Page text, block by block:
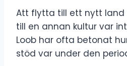
Att flytta till ett nytt land
till en annan kultur var
Loob har ofta betonat
stöd var under den